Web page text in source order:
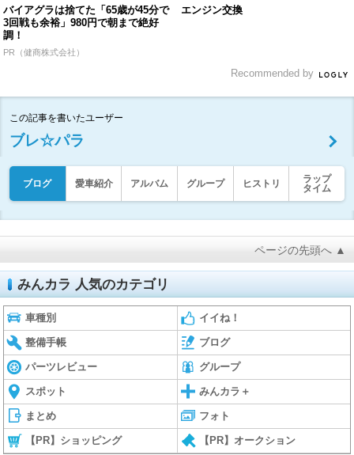
バイアグラは捨てた「65歳が45分で
3回戦も余裕」980円で朝まで絶好
調！
PR（健商株式会社）
エンジン交換
Recommended by
この記事を書いたユーザー
ブレ☆パラ
ブログ 愛車紹介 アルバム グループ ヒストリ
ラップ
タイム
ページの先頭へ ▲
みんカラ 人気のカテゴリ
車種別 イイね！
整備手帳 ブログ
パーツレビュー グループ
スポット みんカラ＋
まとめ フォト
【PR】ショッピング 【PR】オークション